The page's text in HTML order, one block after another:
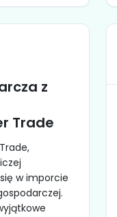
z
Trade
w imporcie